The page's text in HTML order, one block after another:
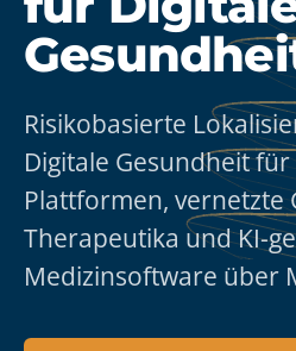
Risikobasierte
Digitale Gesundheit
Plattformen, vernetzte
Therapeutika und KI-
Medizinsoftware über